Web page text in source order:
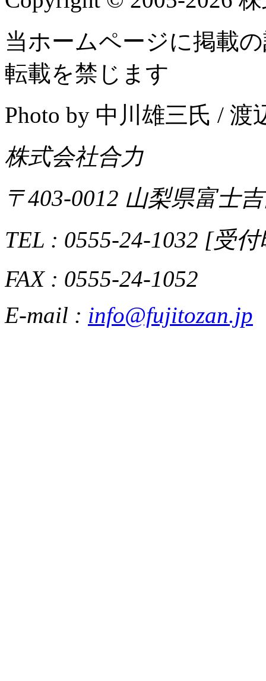
当ホームページに掲載
転載を禁じます
Photo by 中川雄三氏 /
株式会社合力
〒403-0012 山梨県富士
TEL : 0555-24-1032 [受
FAX : 0555-24-1052
E-mail : info@fujitozan.jp